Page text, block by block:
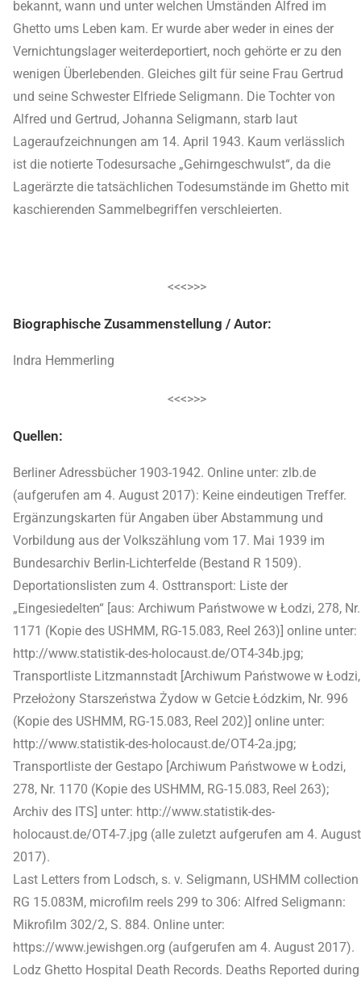
bekannt, wann und unter welchen Umständen Alfred im
Ghetto ums Leben kam. Er wurde aber weder in eines der
Vernichtungslager weiterdeportiert, noch gehörte er zu den
wenigen Überlebenden. Gleiches gilt für seine Frau Gertrud
und seine Schwester Elfriede Seligmann. Die Tochter von
Alfred und Gertrud, Johanna Seligmann, starb laut
Lageraufzeichnungen am 14. April 1943. Kaum verlässlich
ist die notierte Todesursache „Gehirngeschwulst“, da die
Lagerärzte die tatsächlichen Todesumstände im Ghetto mit
kaschierenden Sammelbegriffen verschleierten.
<<<>>>
Biographische Zusammenstellung / Autor:
Indra Hemmerling
<<<>>>
Quellen:
Berliner Adressbücher 1903-1942. Online unter: zlb.de
(aufgerufen am 4. August 2017): Keine eindeutigen Treffer.
Ergänzungskarten für Angaben über Abstammung und
Vorbildung aus der Volkszählung vom 17. Mai 1939 im
Bundesarchiv Berlin-Lichterfelde (Bestand R 1509).
Deportationslisten zum 4. Osttransport: Liste der
„Eingesiedelten“ [aus: Archiwum Państwowe w Łodzi, 278, Nr.
1171 (Kopie des USHMM, RG-15.083, Reel 263)] online unter:
http://www.statistik-des-holocaust.de/OT4-34b.jpg;
Transportliste Litzmannstadt [Archiwum Państwowe w Łodzi,
Przełożony Starszeństwa Żydow w Getcie Łódzkim, Nr. 996
(Kopie des USHMM, RG-15.083, Reel 202)] online unter:
http://www.statistik-des-holocaust.de/OT4-2a.jpg;
Transportliste der Gestapo [Archiwum Państwowe w Łodzi,
278, Nr. 1170 (Kopie des USHMM, RG-15.083, Reel 263);
Archiv des ITS] unter: http://www.statistik-des-
holocaust.de/OT4-7.jpg (alle zuletzt aufgerufen am 4. August
2017).
Last Letters from Lodsch, s. v. Seligmann, USHMM collection
RG 15.083M, microfilm reels 299 to 306: Alfred Seligmann:
Mikrofilm 302/2, S. 884. Online unter:
https://www.jewishgen.org (aufgerufen am 4. August 2017).
Lodz Ghetto Hospital Death Records. Deaths Reported during